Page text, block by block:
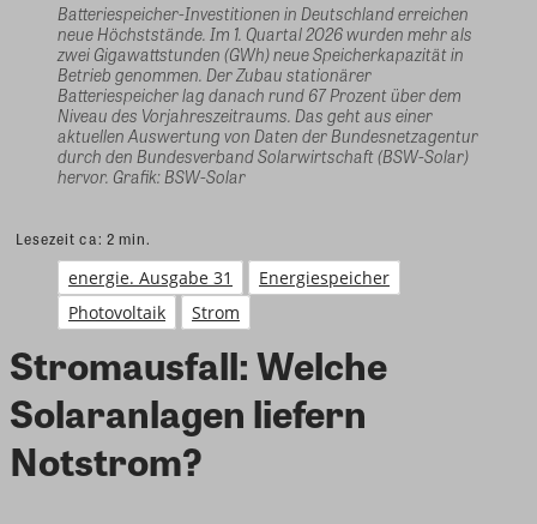
Batteriespeicher-Investitionen in Deutschland erreichen
neue Höchststände. Im 1. Quartal 2026 wurden mehr als
zwei Gigawattstunden (GWh) neue Speicherkapazität in
Betrieb genommen. Der Zubau stationärer
Batteriespeicher lag danach rund 67 Prozent über dem
Niveau des Vorjahreszeitraums. Das geht aus einer
aktuellen Auswertung von Daten der Bundesnetzagentur
durch den Bundesverband Solarwirtschaft (BSW-Solar)
hervor. Grafik: BSW-Solar
Lesezeit ca: 2 min.
energie. Ausgabe 31
Energiespeicher
Photovoltaik
Strom
Stromausfall: Welche
Solaranlagen liefern
Notstrom?